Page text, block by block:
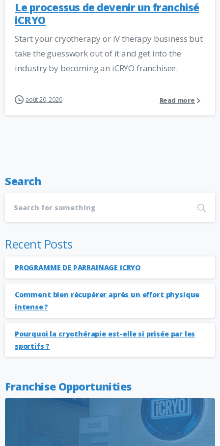
Le processus de devenir un franchisé
iCRYO
Start your cryotherapy or iV therapy business but
take the guesswork out of it and get into the
industry by becoming an iCRYO franchisee.
août 20, 2020 Read more
Search
Recent Posts
PROGRAMME DE PARRAINAGE iCRYO
Comment bien récupérer après un effort physique
intense ?
Pourquoi la cryothérapie est-elle si prisée par les
sportifs ?
Franchise Opportunities